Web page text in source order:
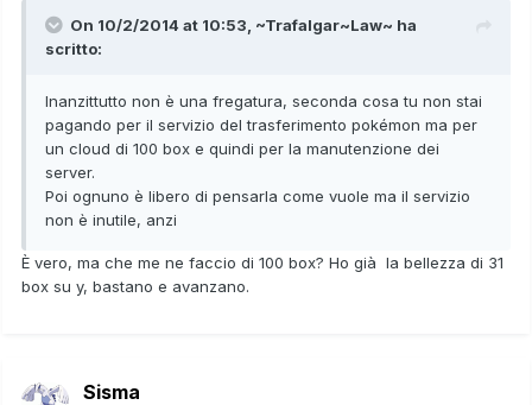
On 10/2/2014 at 10:53, ~Trafalgar~Law~ ha
scritto:
Inanzittutto non è una fregatura, seconda cosa tu non stai
pagando per il servizio del trasferimento pokémon ma per
un cloud di 100 box e quindi per la manutenzione dei
server.
Poi ognuno è libero di pensarla come vuole ma il servizio
non è inutile, anzi
È vero, ma che me ne faccio di 100 box? Ho già la bellezza di 31
box su y, bastano e avanzano.
Sisma